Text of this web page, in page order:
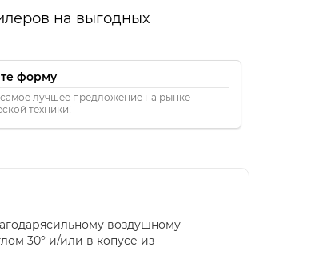
на выгодных
форму
лучшее предложение на рынке
техники!
воздушному
30° и/или в копусе из